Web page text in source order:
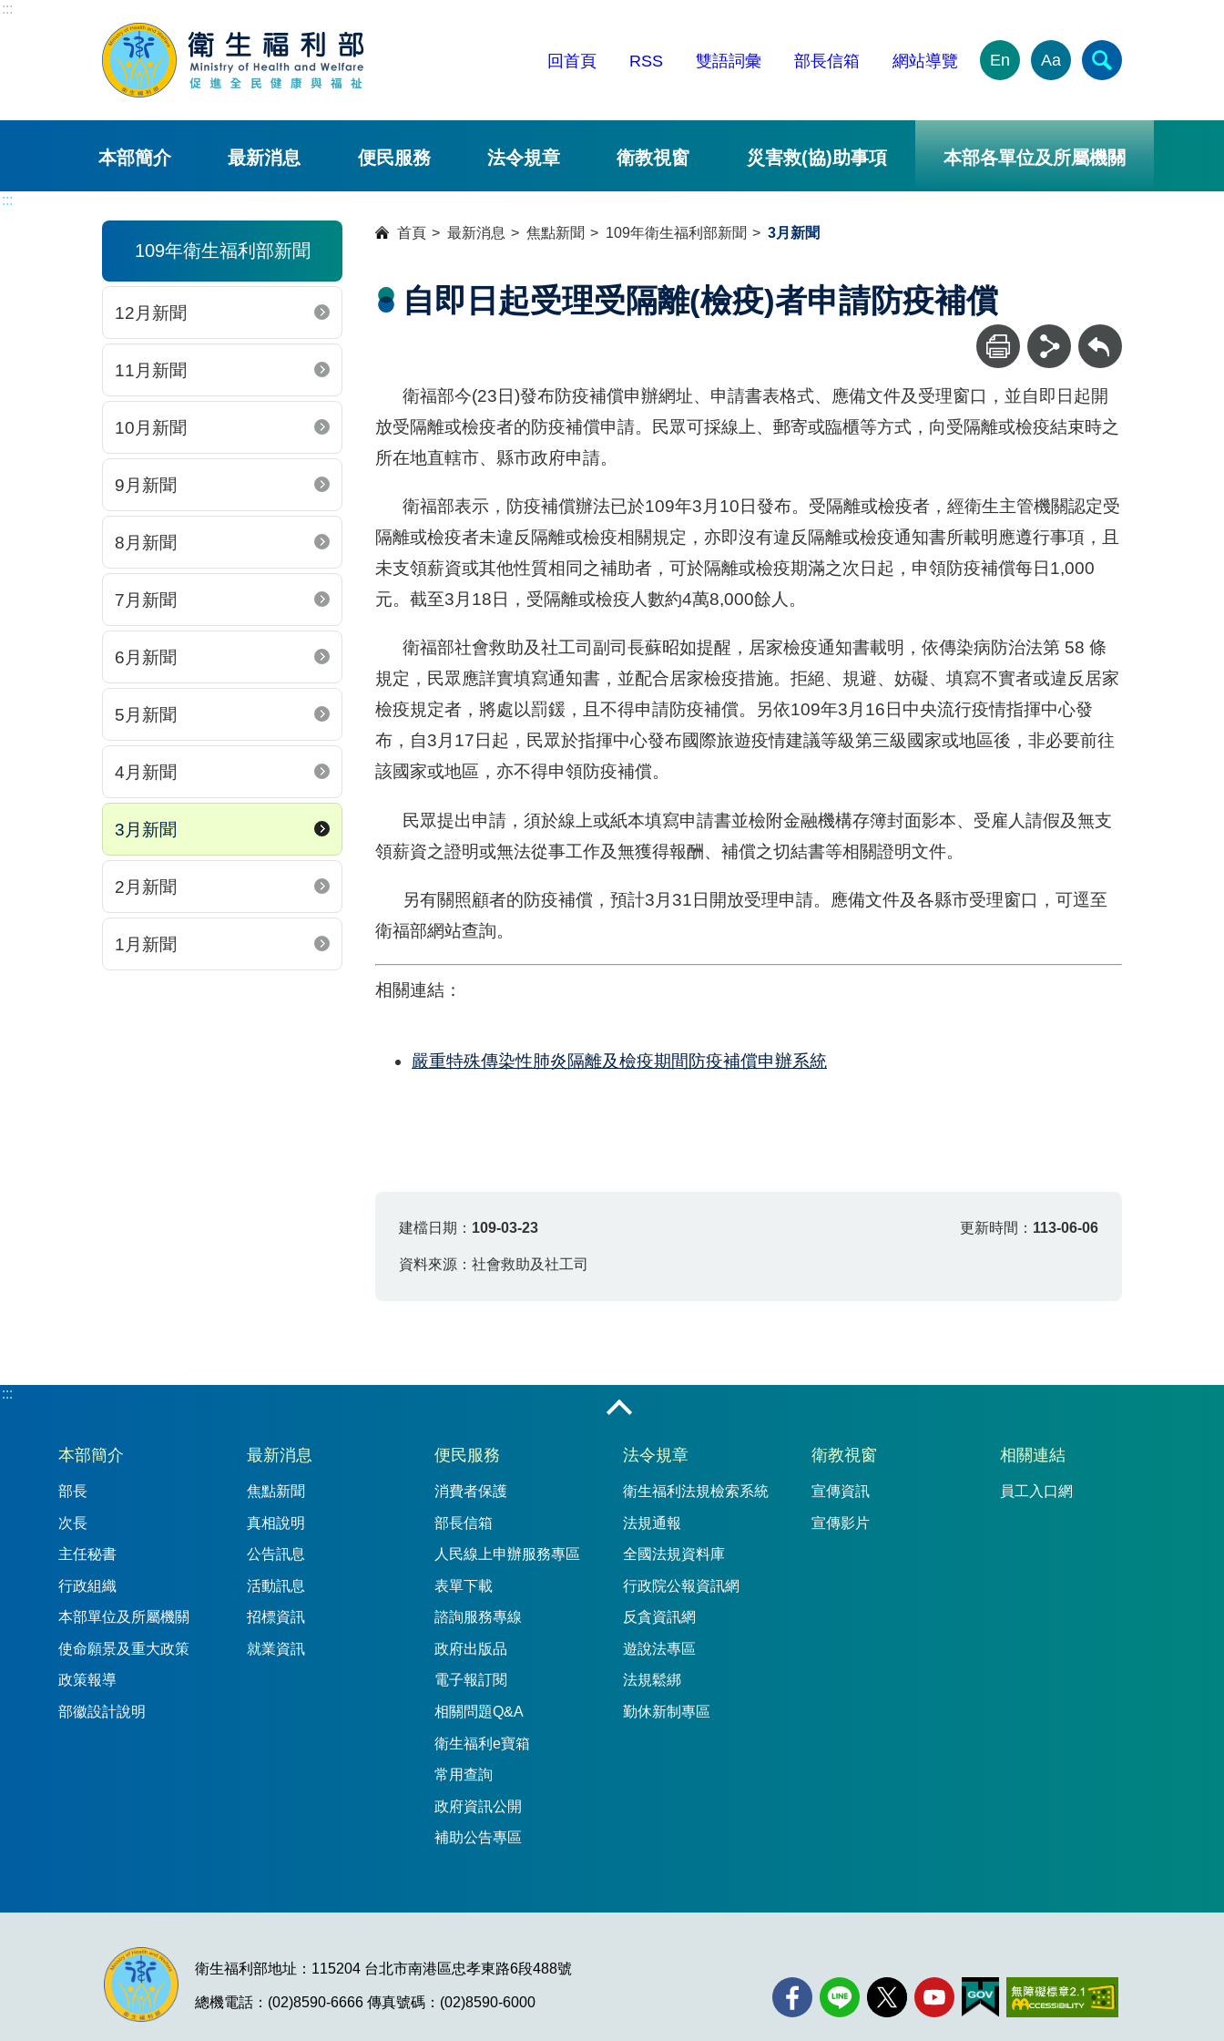
:::
回首頁 RSS 雙語詞彙 部長信箱 網站導覽 En Aa
本部簡介 最新消息 便民服務 法令規章 衛教視窗 災害救(協)助事項 本部各單位及所屬機關
:::
109年衛生福利部新聞
12月新聞
11月新聞
10月新聞
9月新聞
8月新聞
7月新聞
6月新聞
5月新聞
4月新聞
3月新聞
2月新聞
1月新聞
首頁 最新消息 焦點新聞 109年衛生福利部新聞 3月新聞
自即日起受理受隔離(檢疫)者申請防疫補償
回上一頁
衛福部今(23日)發布防疫補償申辦網址、申請書表格式、應備文件及受理窗口，並自即日起開
放受隔離或檢疫者的防疫補償申請。民眾可採線上、郵寄或臨櫃等方式，向受隔離或檢疫結束時之
所在地直轄市、縣市政府申請。
衛福部表示，防疫補償辦法已於109年3月10日發布。受隔離或檢疫者，經衛生主管機關認定受
隔離或檢疫者未違反隔離或檢疫相關規定，亦即沒有違反隔離或檢疫通知書所載明應遵行事項，且
未支領薪資或其他性質相同之補助者，可於隔離或檢疫期滿之次日起，申領防疫補償每日1,000
元。截至3月18日，受隔離或檢疫人數約4萬8,000餘人。
衛福部社會救助及社工司副司長蘇昭如提醒，居家檢疫通知書載明，依傳染病防治法第 58 條
規定，民眾應詳實填寫通知書，並配合居家檢疫措施。拒絕、規避、妨礙、填寫不實者或違反居家
檢疫規定者，將處以罰鍰，且不得申請防疫補償。另依109年3月16日中央流行疫情指揮中心發
布，自3月17日起，民眾於指揮中心發布國際旅遊疫情建議等級第三級國家或地區後，非必要前往
該國家或地區，亦不得申領防疫補償。
民眾提出申請，須於線上或紙本填寫申請書並檢附金融機構存簿封面影本、受雇人請假及無支
領薪資之證明或無法從事工作及無獲得報酬、補償之切結書等相關證明文件。
另有關照顧者的防疫補償，預計3月31日開放受理申請。應備文件及各縣市受理窗口，可逕至
衛福部網站查詢。
相關連結：
嚴重特殊傳染性肺炎隔離及檢疫期間防疫補償申辦系統
建檔日期： 109-03-23 更新時間： 113-06-06
資料來源：社會救助及社工司
:::
:::
本部簡介
部長
次長
主任秘書
行政組織
本部單位及所屬機關
使命願景及重大政策
政策報導
部徽設計說明
最新消息
焦點新聞
真相說明
公告訊息
活動訊息
招標資訊
就業資訊
便民服務
消費者保護
部長信箱
人民線上申辦服務專區
表單下載
諮詢服務專線
政府出版品
電子報訂閱
相關問題Q&A
衛生福利e寶箱
常用查詢
政府資訊公開
補助公告專區
法令規章
衛生福利法規檢索系統
法規通報
全國法規資料庫
行政院公報資訊網
反貪資訊網
遊說法專區
法規鬆綁
勤休新制專區
衛教視窗
宣傳資訊
宣傳影片
相關連結
員工入口網
衛生福利部地址：115204 台北市南港區忠孝東路6段488號
總機電話：(02)8590-6666 傳真號碼：(02)8590-6000